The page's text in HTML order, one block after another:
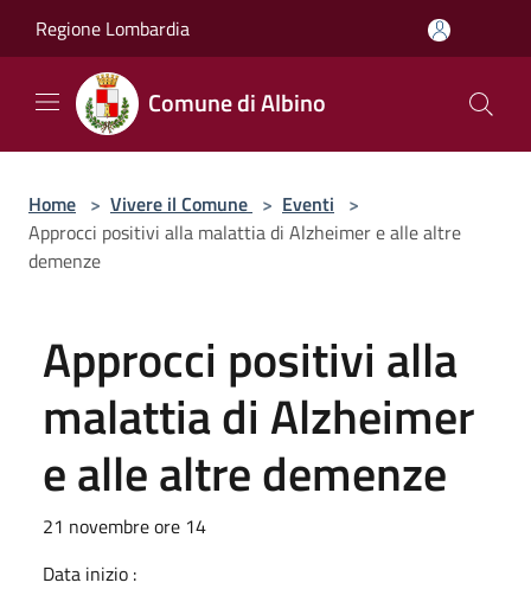
Regione Lombardia
Comune di Albino
Home > Vivere il Comune > Eventi >
Approcci positivi alla malattia di Alzheimer e alle altre
demenze
Approcci positivi alla
malattia di Alzheimer
e alle altre demenze
21 novembre ore 14
Data inizio :